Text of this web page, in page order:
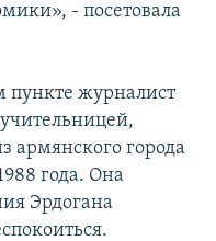
- посетовала
пункте журналист
армянского города
года. Она
Эрдогана